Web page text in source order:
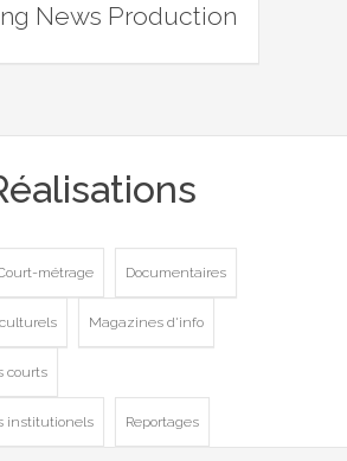
News Production
métrage Documentaires
Magazines d'info
courts
institutionels Reportages